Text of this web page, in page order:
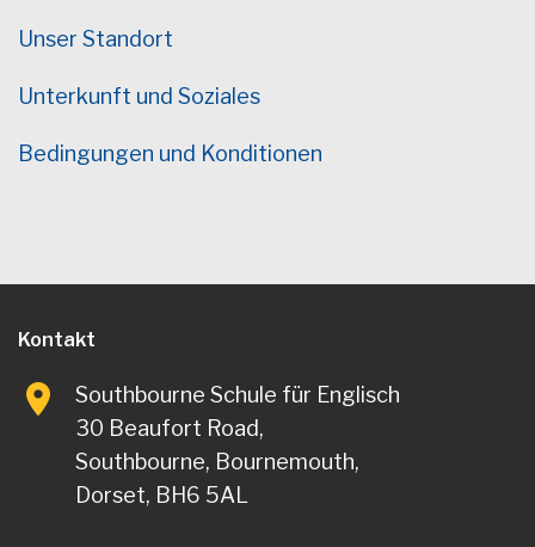
Unser Standort
Unterkunft und Soziales
Bedingungen und Konditionen
Kontakt
Southbourne Schule für Englisch
30 Beaufort Road,
Southbourne, Bournemouth,
Dorset, BH6 5AL